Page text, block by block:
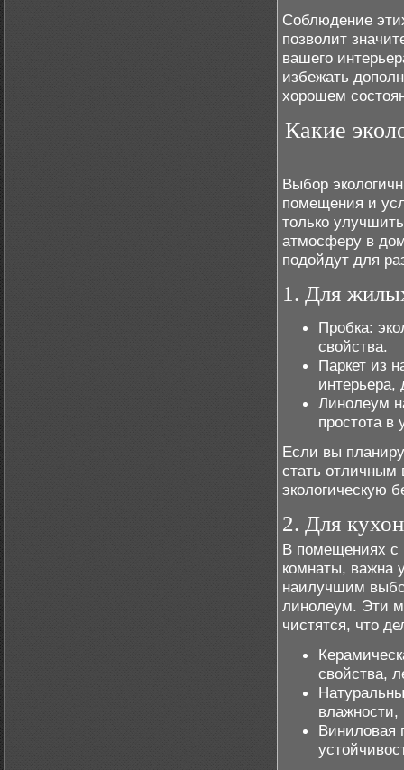
Соблюдение
позволит
вашего
избежать
хорошем
Какие
Выбор
помещения и
только
атмосферу в
подойдут для
1. Для
Пробка:
свойства.
Паркет из
интерьера,
Линолеум
простота в
Если вы
стать отличным
экологическую
2. Для
В помещениях с
комнаты, важна
наилучшим
линолеум. Эти
чистятся, что
свойства,
влажности,
Виниловая